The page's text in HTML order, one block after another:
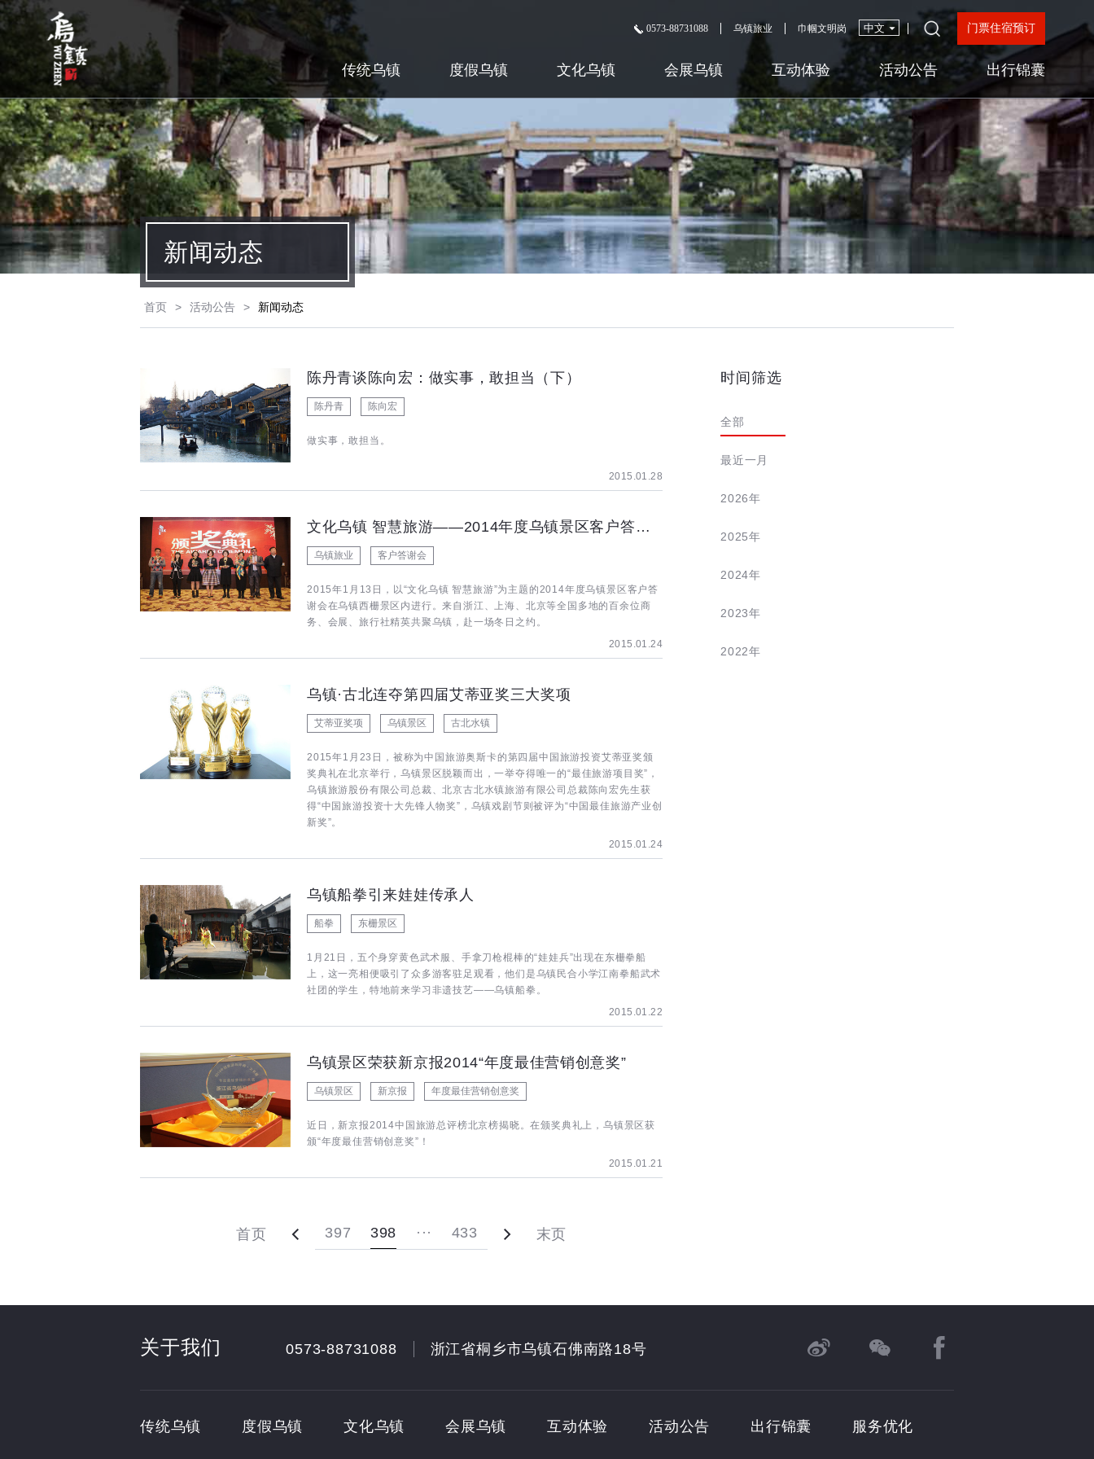
0573-88731088 乌镇旅业 巾帼文明岗 门票住宿预订
传统乌镇 度假乌镇 文化乌镇 会展乌镇 互动体验 活动公告 出行锦囊
新闻动态
首页 > 活动公告 > 新闻动态
陈丹青谈陈向宏：做实事，敢担当（下）
陈丹青 陈向宏
做实事，敢担当。
2015.01.28
文化乌镇 智慧旅游——2014年度乌镇景区客户答谢会圆满成功
乌镇旅业 客户答谢会
2015年1月13日，以“文化乌镇 智慧旅游”为主题的2014年度乌镇景区客户答
谢会在乌镇西栅景区内进行。来自浙江、上海、北京等全国多地的百余位商
务、会展、旅行社精英共聚乌镇，赴一场冬日之约。
2015.01.24
乌镇·古北连夺第四届艾蒂亚奖三大奖项
艾蒂亚奖项 乌镇景区 古北水镇
2015年1月23日，被称为中国旅游奥斯卡的第四届中国旅游投资艾蒂亚奖颁
奖典礼在北京举行，乌镇景区脱颖而出，一举夺得唯一的“最佳旅游项目奖”，
乌镇旅游股份有限公司总裁、北京古北水镇旅游有限公司总裁陈向宏先生获
得“中国旅游投资十大先锋人物奖”，乌镇戏剧节则被评为“中国最佳旅游产业创
新奖”。
2015.01.24
乌镇船拳引来娃娃传承人
船拳 东栅景区
1月21日，五个身穿黄色武术服、手拿刀枪棍棒的“娃娃兵”出现在东栅拳船
上，这一亮相便吸引了众多游客驻足观看，他们是乌镇民合小学江南拳船武术
社团的学生，特地前来学习非遗技艺——乌镇船拳。
2015.01.22
乌镇景区荣获新京报2014“年度最佳营销创意奖”
乌镇景区 新京报 年度最佳营销创意奖
近日，新京报2014中国旅游总评榜北京榜揭晓。在颁奖典礼上，乌镇景区获
颁“年度最佳营销创意奖”！
2015.01.21
首页 397 398 ··· 433 末页
时间筛选
全部
最近一月
2026年
2025年
2024年
2023年
2022年
关于我们 0573-88731088 浙江省桐乡市乌镇石佛南路18号
传统乌镇 度假乌镇 文化乌镇 会展乌镇 互动体验 活动公告 出行锦囊 服务优化